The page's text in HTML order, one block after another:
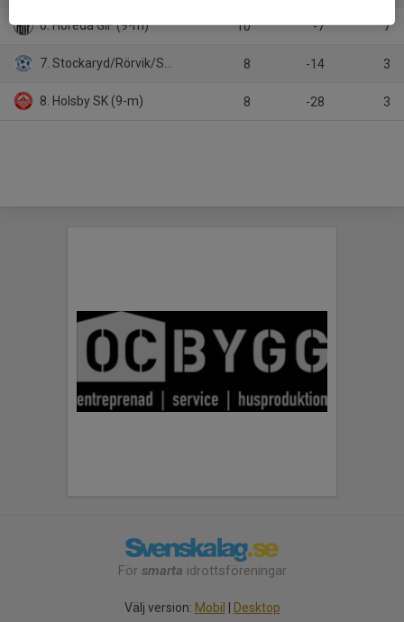
6. Höreda GIF (9-m) 10 -7 7
7. Stockaryd/Rörvik/Sävsjö (9-m) 8 -14 3
8. Holsby SK (9-m) 8 -28 3
För smarta idrottsföreningar
Välj version: Mobil Desktop